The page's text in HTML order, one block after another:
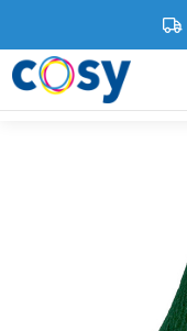
Idee regalo